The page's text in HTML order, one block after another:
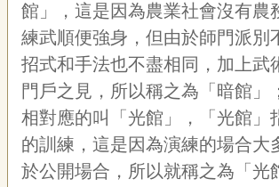
館」，這是因為農業社會沒有農
練武順便強身，但由於師門派別
招式和手法也不盡相同，加上武
門戶之見，所以稱之為「暗館」
相對應的叫「光館」，「光館」
的訓練，這是因為演練的場合大
於公開場合，所以就稱之為「光